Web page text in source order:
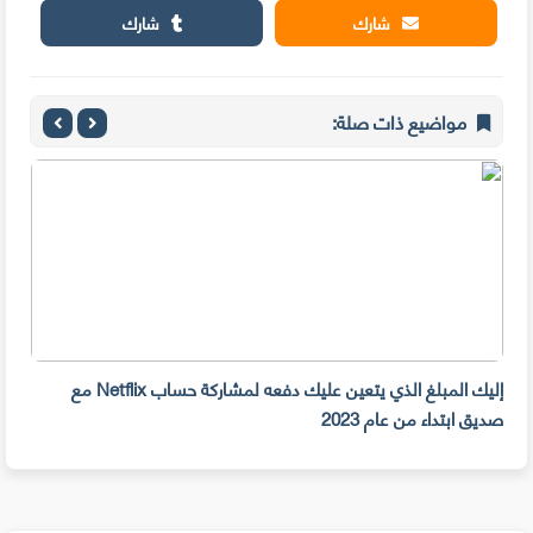
شارك شارك
مواضيع ذات صلة:
إليك المبلغ الذي يتعين عليك دفعه لمشاركة حساب Netflix مع
صديق ابتداء من عام 2023